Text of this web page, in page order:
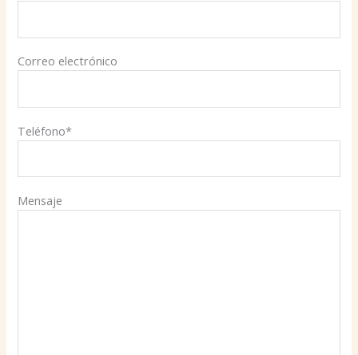
Correo electrónico
Teléfono*
Mensaje